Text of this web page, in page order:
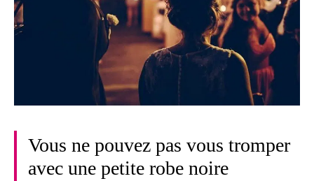
Vous ne pouvez pas vous tromper
avec une petite robe noire